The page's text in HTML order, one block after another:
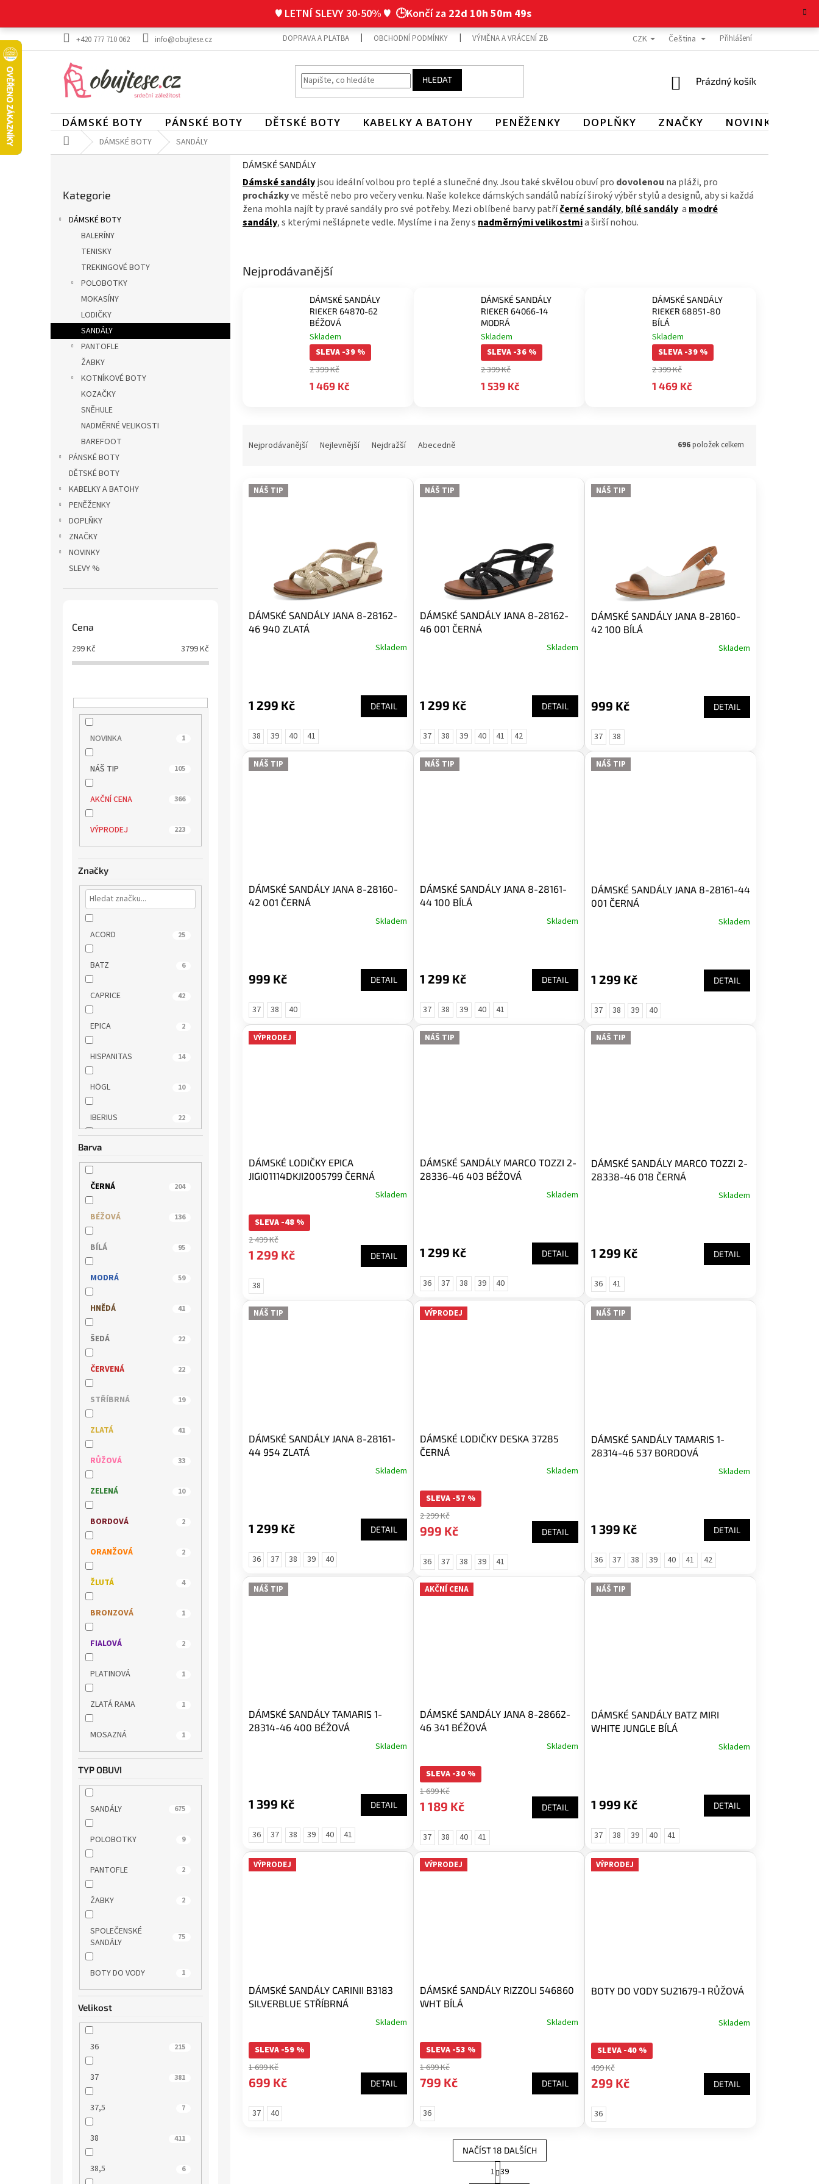
obsah
♥ LETNÍ SLEVY 30-50% ♥ 🕒Končí za 22d 10h 50m 48s
+420 777 710 062 info@obujtese.cz DOPRAVA A PLATBA OBCHODNÍ PODMÍNKY VÝMĚNA A VRÁCENÍ ZBOŽÍ REKLAMAČNÍ ŘÁD OCHRANA OSOBNÍCH ÚDAJŮ
CZK Čeština Přihlášení
HLEDAT
NÁKUPNÍ
Prázdný košík
DÁMSKÉ BOTY PÁNSKÉ BOTY DĚTSKÉ BOTY KABELKY A BATOHY PENĚŽENKY DOPLŇKY ZNAČKY NOVINKY
Domů DÁMSKÉ BOTY SANDÁLY
e
kategorie
Kategorie
DÁMSKÉ BOTY
BALERÍNY
TENISKY
TREKINGOVÉ BOTY
POLOBOTKY
MOKASÍNY
LODIČKY
SANDÁLY
PANTOFLE
ŽABKY
KOTNÍKOVÉ BOTY
KOZAČKY
SNĚHULE
NADMĚRNÉ VELIKOSTI
BAREFOOT
PÁNSKÉ BOTY
DĚTSKÉ BOTY
KABELKY A BATOHY
PENĚŽENKY
DOPLŇKY
ZNAČKY
NOVINKY
SLEVY %
Cena
299Kč 3799Kč
NOVINKA 1
NÁŠ TIP 105
AKČNÍ CENA 366
VÝPRODEJ 223
Značky
ACORD 25
BATZ 6
CAPRICE 42
EPICA 2
HISPANITAS 14
HÖGL 10
IBERIUS 22
IMAC
INBLU
JANA
JOSEF SEIBEL
LEE COOPER
MACIEJKA
MARCO TOZZI
MEDILINE
MUSTANG
NIK
PICCADILLY
QUO VADIS
REGARDE LE CIEL
REMONTE
SKECHERS
WILD 25
WONDERS 12
ZAXY
Barva
ČERNÁ 204
BÉŽOVÁ 136
BÍLÁ 95
MODRÁ 59
HNĚDÁ 41
ŠEDÁ 22
ČERVENÁ 22
STŘÍBRNÁ 19
ZLATÁ 41
RŮŽOVÁ 33
ZELENÁ 10
BORDOVÁ 2
ORANŽOVÁ 2
ŽLUTÁ 4
BRONZOVÁ 1
FIALOVÁ 2
PLATINOVÁ 1
ZLATÁ RAMA 1
MOSAZNÁ 1
TYP OBUVI
SANDÁLY 675
POLOBOTKY 9
PANTOFLE 2
ŽABKY 2
SPOLEČENSKÉ
SANDÁLY
75
BOTY DO VODY 1
Velikost
36 215
37 381
37,5 7
38 411
38,5 6
DÁMSKÉ SANDÁLY
Dámské sandályjsou ideální volbou pro teplé a slunečné dny. Jsou také skvělou obuví pro dovolenou na pláži, pro
procházkyve městě nebo pro večery venku. Naše kolekce dámských sandálů nabízí široký výběr stylů a designů, aby si každá
žena mohla najít ty pravé sandály pro své potřeby. Mezi oblíbené barvy patříčerné sandály, bílé sandály a modré
sandály, s kterými nešlápnete vedle. Myslíme i na ženy s nadměrnými velikostmia širší nohou.
Nejprodávanější
DÁMSKÉ SANDÁLY
RIEKER 64870-62
BÉŽOVÁ
Skladem
SLEVA -39 %
2 399 Kč
1 469 Kč
DÁMSKÉ SANDÁLY
RIEKER 64066-14
MODRÁ
Skladem
SLEVA -36 %
2 399 Kč
1 539 Kč
DÁMSKÉ SANDÁLY
RIEKER 68851-80
BÍLÁ
Skladem
SLEVA -39 %
2 399 Kč
1 469 Kč
n
Nejprodávanější Nejlevnější Nejdražší Abecedně 696položek celkem
V NÁŠ TIP
DÁMSKÉ SANDÁLY JANA 8-28162-
46 940 ZLATÁ
Skladem
1 299 Kč DETAIL
38 39 40 41
NÁŠ TIP
DÁMSKÉ SANDÁLY JANA 8-28162-
46 001 ČERNÁ
Skladem
1 299 Kč DETAIL
37 38 39 40 41 42
NÁŠ TIP
DÁMSKÉ SANDÁLY JANA 8-28160-
42 100 BÍLÁ
Skladem
999 Kč DETAIL
37 38
NÁŠ TIP
DÁMSKÉ SANDÁLY JANA 8-28160-
42 001 ČERNÁ
Skladem
999 Kč DETAIL
37 38 40
NÁŠ TIP
DÁMSKÉ SANDÁLY JANA 8-28161-
44 100 BÍLÁ
Skladem
1 299 Kč DETAIL
37 38 39 40 41
NÁŠ TIP
DÁMSKÉ SANDÁLY JANA 8-28161-44
001 ČERNÁ
Skladem
1 299 Kč DETAIL
37 38 39 40
VÝPRODEJ
DÁMSKÉ LODIČKY EPICA
JIGI01114DKJI2005799 ČERNÁ
Skladem
SLEVA -48 %
2 499 Kč
1 299 Kč DETAIL
38
NÁŠ TIP
DÁMSKÉ SANDÁLY MARCO TOZZI 2-
28336-46 403 BÉŽOVÁ
Skladem
1 299 Kč DETAIL
36 37 38 39 40
NÁŠ TIP
DÁMSKÉ SANDÁLY MARCO TOZZI 2-
28338-46 018 ČERNÁ
Skladem
1 299 Kč DETAIL
36 41
NÁŠ TIP
DÁMSKÉ SANDÁLY JANA 8-28161-
44 954 ZLATÁ
Skladem
1 299 Kč DETAIL
36 37 38 39 40
VÝPRODEJ
DÁMSKÉ LODIČKY DESKA 37285
ČERNÁ
Skladem
SLEVA -57 %
2 299 Kč
999 Kč DETAIL
36 37 38 39 41
NÁŠ TIP
DÁMSKÉ SANDÁLY TAMARIS 1-
28314-46 537 BORDOVÁ
Skladem
1 399 Kč DETAIL
36 37 38 39 40 41 42
NÁŠ TIP
DÁMSKÉ SANDÁLY TAMARIS 1-
28314-46 400 BÉŽOVÁ
Skladem
1 399 Kč DETAIL
36 37 38 39 40 41
AKČNÍ CENA
DÁMSKÉ SANDÁLY JANA 8-28662-
46 341 BÉŽOVÁ
Skladem
SLEVA -30 %
1 699 Kč
1 189 Kč DETAIL
37 38 40 41
NÁŠ TIP
DÁMSKÉ SANDÁLY BATZ MIRI
WHITE JUNGLE BÍLÁ
Skladem
1 999 Kč DETAIL
37 38 39 40 41
VÝPRODEJ
DÁMSKÉ SANDÁLY CARINII B3183
SILVERBLUE STŘÍBRNÁ
Skladem
SLEVA -59 %
1 699 Kč
699 Kč DETAIL
37 40
VÝPRODEJ
DÁMSKÉ SANDÁLY RIZZOLI 546860
WHT BÍLÁ
Skladem
SLEVA -53 %
1 699 Kč
799 Kč DETAIL
36
VÝPRODEJ
BOTY DO VODY SU21679-1 RŮŽOVÁ
Skladem
SLEVA -40 %
499 Kč
299 Kč DETAIL
36
O
NAČÍST 18 DALŠÍCH
S
t
1 39